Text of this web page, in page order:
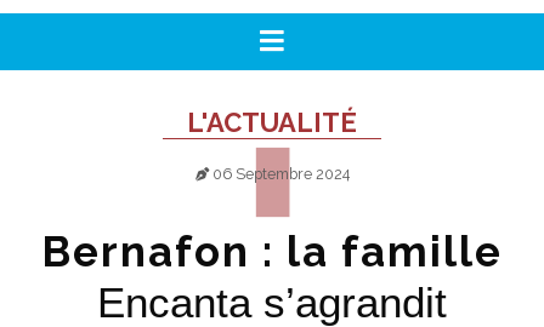
L'ACTUALITÉ
06 Septembre 2024
Bernafon : la famille
Encanta s’agrandit